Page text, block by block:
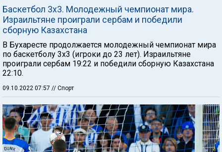
Баскетбол 3х3. Молодежный чемпионат мира.
Израильтяне проиграли сербам и победили
сборную Казахстана
В Бухаресте продолжается молодежный чемпионат мира
по баскетболу 3х3 (игроки до 23 лет). Израильтяне
проиграли сербам 19:22 и победили сборную Казахстана
22:10.
09.10.2022 07:57 // Спорт